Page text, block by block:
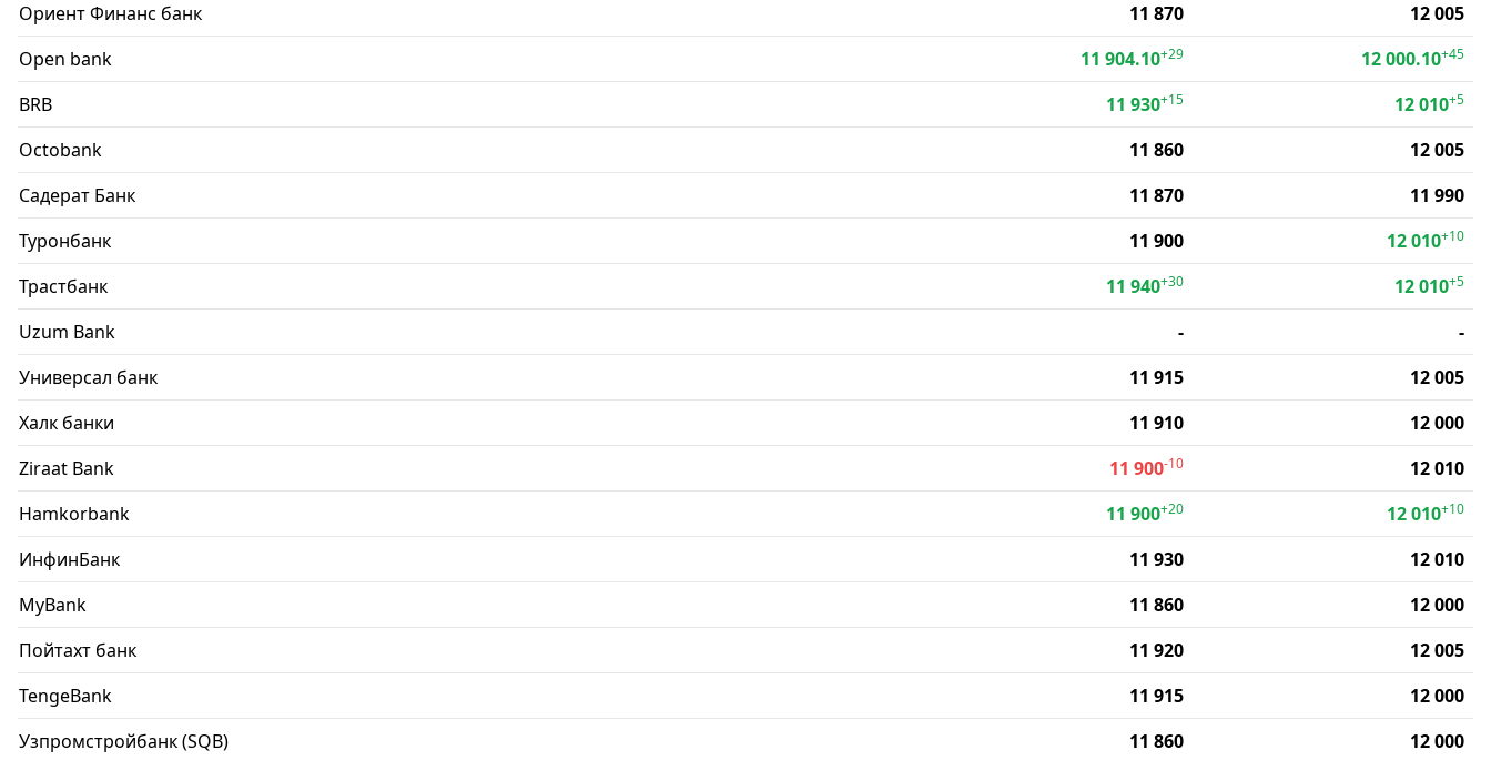
Ориент Финанс банк 11 870
12 005
Open bank
11 904.10+29 12 000.10+45
BRB 11 930+15 12 010+5
Octobank 11 860
12 005
Садерат Банк
11 870
11 990
Туронбанк
11 900 12 010+10
Трастбанк 11 940+30 12 010+5
Uzum Bank -
-
Универсал банк
11 915
12 005
Халк банки
11 910
12 000
Ziraat Bank
11 900-10
12 010
Hamkorbank
11 900+20 12 010+10
ИнфинБанк 11 930
12 010
MyBank
11 860
12 000
Пойтахт банк
11 920
12 005
TengeBank
11 915
12 000
Узпромстройбанк (SQB)
11 860
12 000